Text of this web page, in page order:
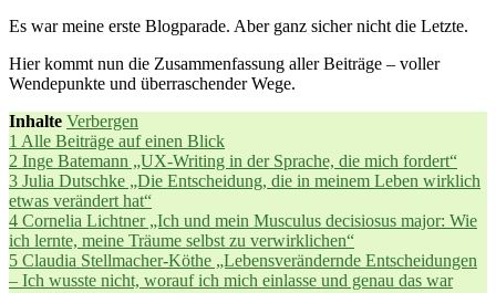
Es war meine erste Blogparade. Aber ganz sicher nicht die Letzte.
Hier kommt nun die Zusammenfassung aller Beiträge – voller
Wendepunkte und überraschender Wege.
Inhalte Verbergen
1 Alle Beiträge auf einen Blick
2 Inge Batemann „UX-Writing in der Sprache, die mich fordert“
3 Julia Dutschke „Die Entscheidung, die in meinem Leben wirklich
etwas verändert hat“
4 Cornelia Lichtner „Ich und mein Musculus decisiosus major: Wie
ich lernte, meine Träume selbst zu verwirklichen“
5 Claudia Stellmacher-Köthe „Lebensverändernde Entscheidungen
– Ich wusste nicht, worauf ich mich einlasse und genau das war